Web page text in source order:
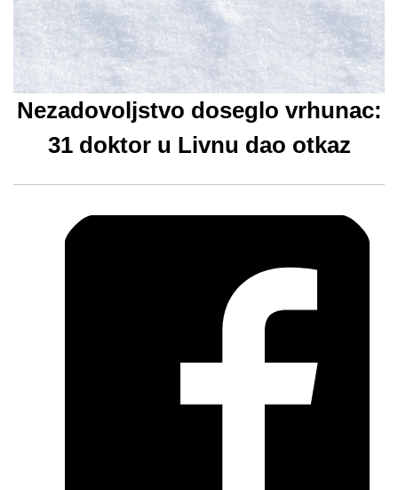
Nezadovoljstvo doseglo vrhunac:
31 doktor u Livnu dao otkaz